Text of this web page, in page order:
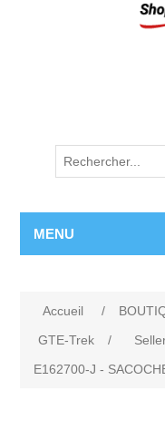
MENU
Accueil /
GTE-Trek
/
E162700-J -